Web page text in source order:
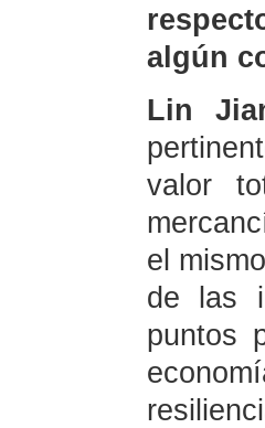
algún
Lin
valor
el
de las
puntos